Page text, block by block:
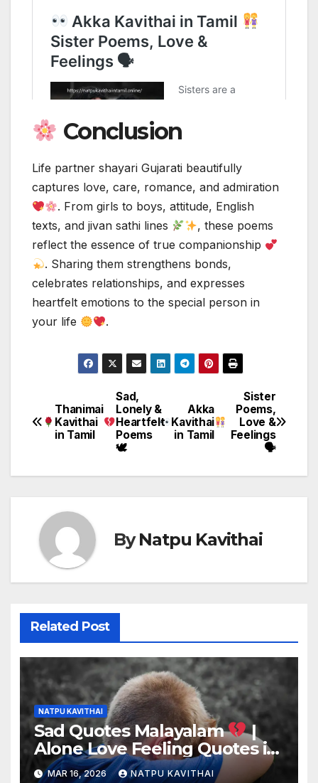
Conclusion
Life partner shayari Gujarati beautifully
captures love, care, romance, and admiration
. From girls to boys, attitude, English
texts, and jivan sathi lines
, these poems
reflect the essence of true companionship
. Sharing them strengthens bonds,
celebrates relationships, and expresses
heartfelt emotions to the special person in
your life
.
Post
navigation
Akka
Kavithai
in Tamil
Sister
Poems,
Love &
Feelings
🗣
Thanimai
Kavithai
in Tamil
Sad,
Lonely &
Heartfelt
Poems
🕊
ByNatpu Kavithai
Related Post
NATPU KAVITHAI
Sad Quotes Malayalam
|
Alone Love Feeling Quotes in
Malayalam
MAR 16, 2026 NATPU KAVITHAI